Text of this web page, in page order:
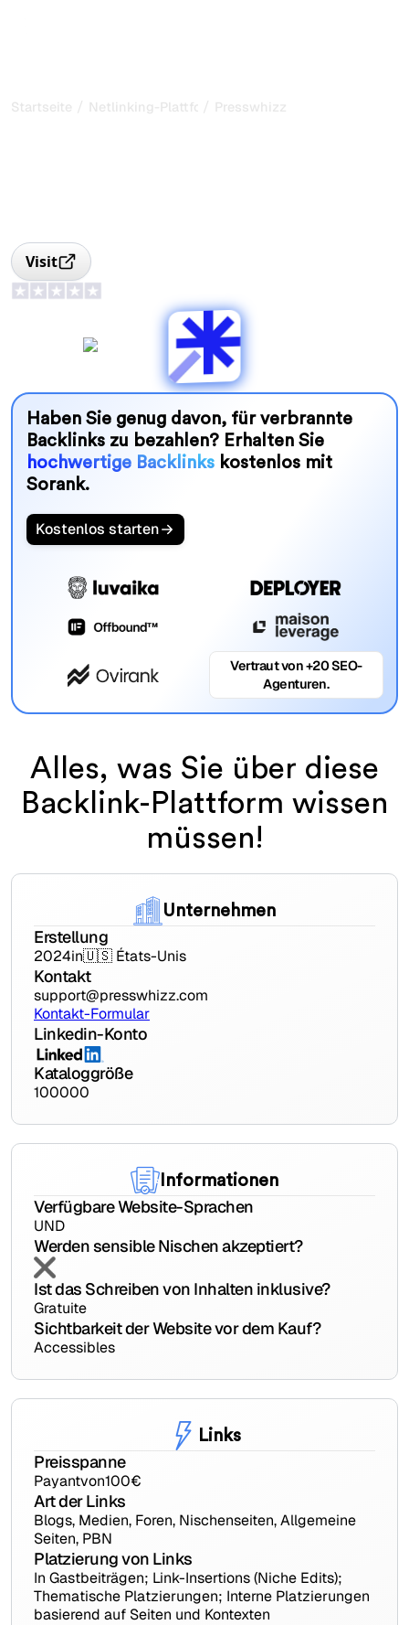
Startseite / Netlinking-Plattform
/ Presswhizz
Visit
Haben Sie genug davon, für verbrannte
Backlinks zu bezahlen? Erhalten Sie
hochwertige Backlinkskostenlos mit
Sorank.
Kostenlos starten
Vertraut von +20 SEO-
Agenturen.
Alles, was Sie über diese
Backlink-Plattform wissen
müssen!
Unternehmen
Erstellung
2024in🇺🇸 États-Unis
Kontakt
support@presswhizz.com
Kontakt-Formular
Linkedin-Konto
Kataloggröße
100000
Informationen
Verfügbare Website-Sprachen
UND
Werden sensible Nischen akzeptiert?
Ist das Schreiben von Inhalten inklusive?
Gratuite
Sichtbarkeit der Website vor dem Kauf?
Accessibles
Links
Preisspanne
Payantvon100€
Art der Links
Blogs, Medien, Foren, Nischenseiten, Allgemeine
Seiten, PBN
Platzierung von Links
In Gastbeiträgen; Link-Insertions (Niche Edits);
Thematische Platzierungen; Interne Platzierungen
basierend auf Seiten und Kontexten